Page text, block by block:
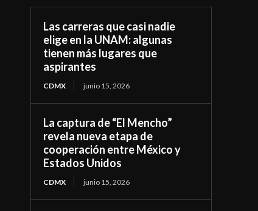
Las carreras que casi nadie
elige en la UNAM: algunas
tienen más lugares que
aspirantes
CDMX junio 15, 2026
La captura de “El Mencho”
revela nueva etapa de
cooperación entre México y
Estados Unidos
CDMX junio 15, 2026